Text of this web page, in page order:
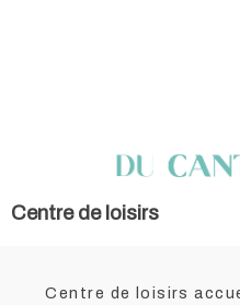
Centre de loisirs
Centre de loisirs